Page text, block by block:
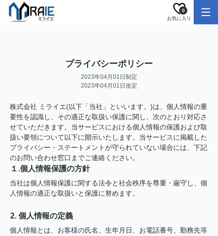
お気に入り
0
プライバシーポリシー
2023年04月01日制定
2023年04月01日改定
株式会社 ミライエ(以下「当社」といいます。)は、個人情報の重
要性を認識し、その適正な取扱い保護に関し、次のとおり対応さ
せていただきます。当サービスにおける個人情報の保護および取
扱い要領について以下に開示いたします。当サービスに掲載した
プライバシー・ステートメントが守られていない場合には、下記
のお問い合わせ窓口までご連絡ください。
１.個人情報保護の方針
当社は個人情報保護に関する法令と社会秩序を尊重・厳守し、個
人情報の適正な取扱いと保護に努めます。
2. 個人情報の定義
個人情報とは、お客様の氏名、生年月日、お電話番号、勤務先等